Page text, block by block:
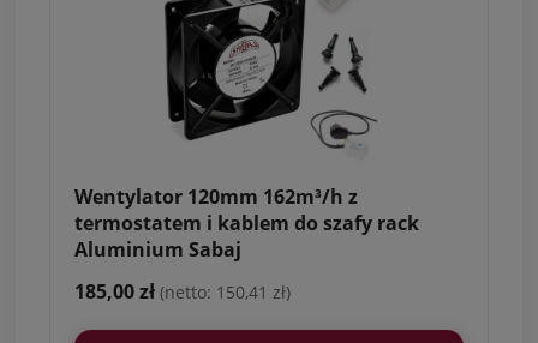
Wentylator 120mm 162m³/h z
termostatem i kablem do szafy rack
Aluminium Sabaj
185,00 zł (netto: 150,41 zł)